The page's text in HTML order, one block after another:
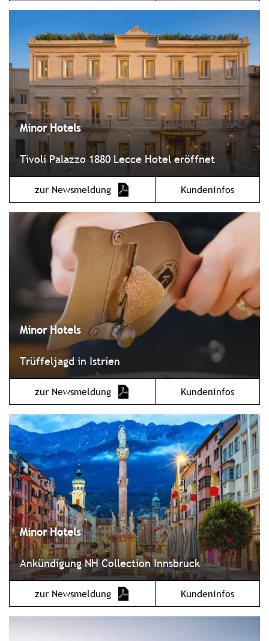
Minor Hotels
Tivoli Palazzo 1880 Lecce Hotel eröffnet
zur Newsmeldung Kundeninfos
Minor Hotels
Trüffeljagd in Istrien
zur Newsmeldung Kundeninfos
Minor Hotels
Ankündigung NH Collection Innsbruck
zur Newsmeldung Kundeninfos